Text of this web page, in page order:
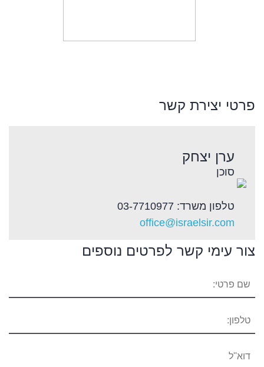
פרטי יצירת קשר
ערן יצחק
סוכן
טלפון משרד: 03-7710977
office@israelsir.com
צור עימי קשר לפרטים נוספים